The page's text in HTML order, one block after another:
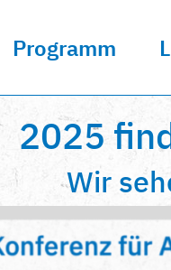
Programm
2025
Wir